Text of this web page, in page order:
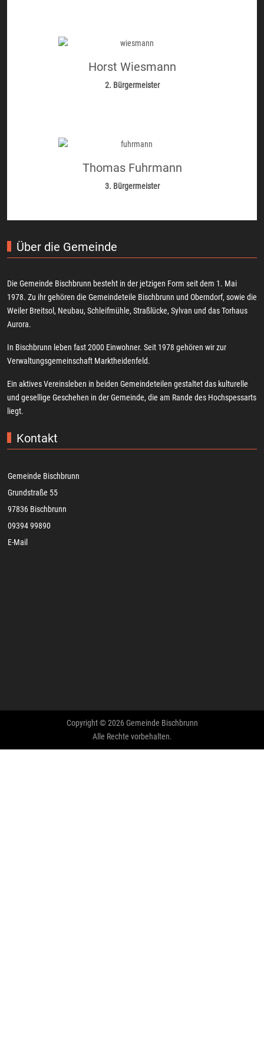
Horst Wiesmann
2. Bürgermeister
Thomas Fuhrmann
3. Bürgermeister
Über die Gemeinde
Die Gemeinde Bischbrunn besteht in der jetzigen Form seit dem 1. Mai
1978. Zu ihr gehören die Gemeindeteile Bischbrunn und Oberndorf, sowie die
Weiler Breitsol, Neubau, Schleifmühle, Straßlücke, Sylvan und das Torhaus
Aurora.
In Bischbrunn leben fast 2000 Einwohner. Seit 1978 gehören wir zur
Verwaltungsgemeinschaft Marktheidenfeld.
Ein aktives Vereinsleben in beiden Gemeindeteilen gestaltet das kulturelle
und gesellige Geschehen in der Gemeinde, die am Rande des Hochspessarts
liegt.
Kontakt
Gemeinde Bischbrunn
Grundstraße 55
97836 Bischbrunn
09394 99890
E-Mail
Copyright © 2026 Gemeinde Bischbrunn
Alle Rechte vorbehalten.